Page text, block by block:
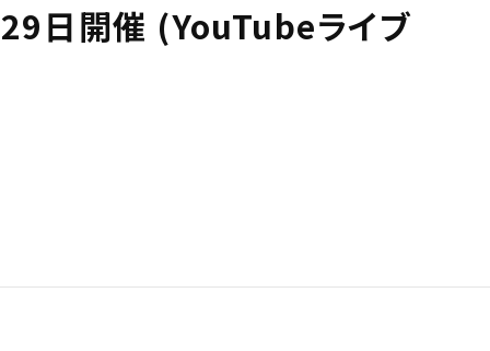
日開催 (YouTubeライブ